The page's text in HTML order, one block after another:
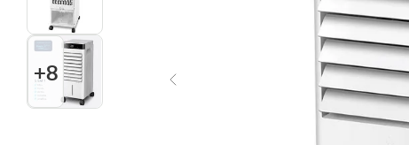
+8
10ºMultiprocessador